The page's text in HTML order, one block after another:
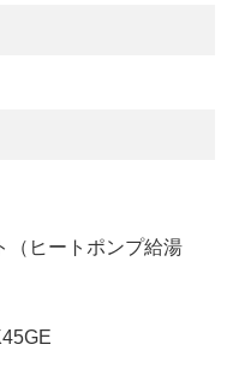
ヒートポンプ給湯